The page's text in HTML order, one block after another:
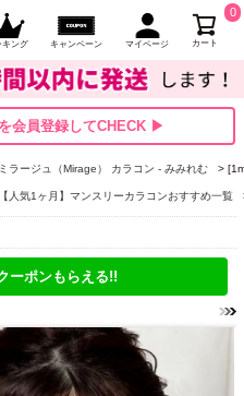
キング キャンペーン マイページ カート
0
会員登録してCHECK ▶
ミラージュ（Mirage） カラコン - みみれむ
【人気1ヶ月】マンスリーカラコンおすすめ一覧
ーポンもらえる!!